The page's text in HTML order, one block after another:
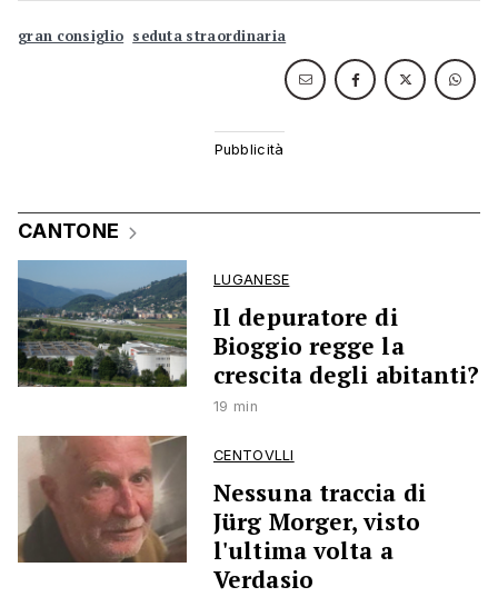
gran consiglio seduta straordinaria
CANTONE
LUGANESE
Il depuratore di
Bioggio regge la
crescita degli abitanti?
19 min
CENTOVLLI
Nessuna traccia di
Jürg Morger, visto
l'ultima volta a
Verdasio